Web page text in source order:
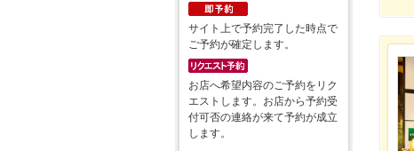
サイト上で予約完了した時点で
ご予約が確定します。
お店へ希望内容のご予約をリク
エストします。お店から予約受
付可否の連絡が来て予約が成立
します。